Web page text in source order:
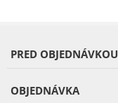
PRED OBJEDNÁVKOU
OBJEDNÁVKA